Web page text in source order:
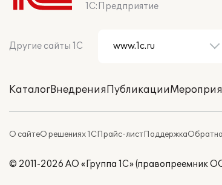
1С:Предприятие
Другие сайты 1С
КаталогВнедренияПубликации
О сайтеО решениях 1СПрайс-листПоддержка
© 2011-2026 АО «Группа 1С» (правопреемник